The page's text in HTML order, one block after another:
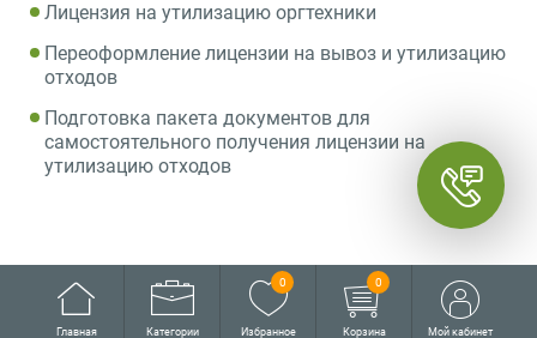
Лицензия на утилизацию оргтехники
Переоформление лицензии на вывоз и утилизацию
отходов
Подготовка пакета документов для
самостоятельного получения лицензии на
утилизацию отходов
Главная Категории Избранное
0
Корзина
0
Мой кабинет